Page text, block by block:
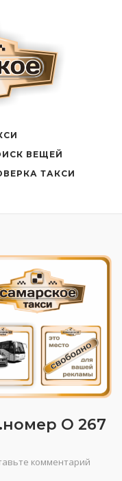
ВЕЩЕЙ
ТАКСИ
О 267
комментарий